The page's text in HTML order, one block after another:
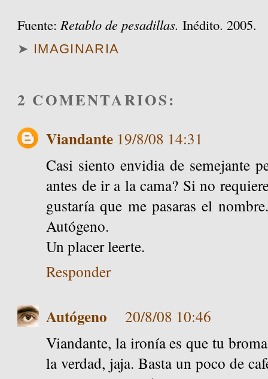
Fuente:Retablo de pesadillas. Inédito. 2005.
➤ IMAGINARIA
2 COMENTARIOS:
Viandante 19/8/08 14:31
Casi siento envidia de semejante
antes de ir a la cama? Si no
gustaría que me pasaras el
Autógeno.
Un placer leerte.
Responder
Autógeno
20/8/08 10:46
Viandante, la ironía es que tu
la verdad, jaja. Basta un poco de